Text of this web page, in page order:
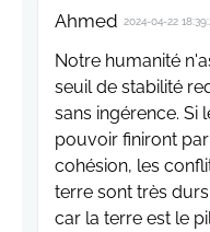
Ahmed 2024-04-22
Notre humanité
seuil de stabilité
sans ingérence. Si
pouvoir finiront
cohésion, les
terre sont très
car la terre est le